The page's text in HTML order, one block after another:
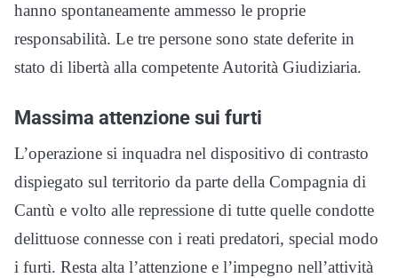
hanno spontaneamente ammesso le proprie
responsabilità. Le tre persone sono state deferite in
stato di libertà alla competente Autorità Giudiziaria.
Massima attenzione sui furti
L’operazione si inquadra nel dispositivo di contrasto
dispiegato sul territorio da parte della Compagnia di
Cantù e volto alle repressione di tutte quelle condotte
delittuose connesse con i reati predatori, special modo
i furti. Resta alta l’attenzione e l’impegno nell’attività